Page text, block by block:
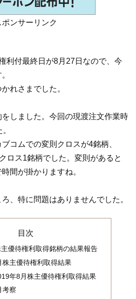
ポンサーリンク
利付最終日が8月27日なので、今
れさまでした。
しました。今回の現渡注文作業時
コムでの変則クロスが4銘柄、
ロス1銘柄でした。変則があると
間が掛かりますね。
、特に問題はありませんでした。
目次
優待権利取得銘柄の結果報告
株主優待権利取得結果
年8月株主優待権利取得結果
考察